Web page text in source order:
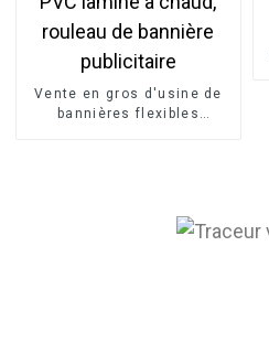
Vente en gros d'usine de
bannières flexibles